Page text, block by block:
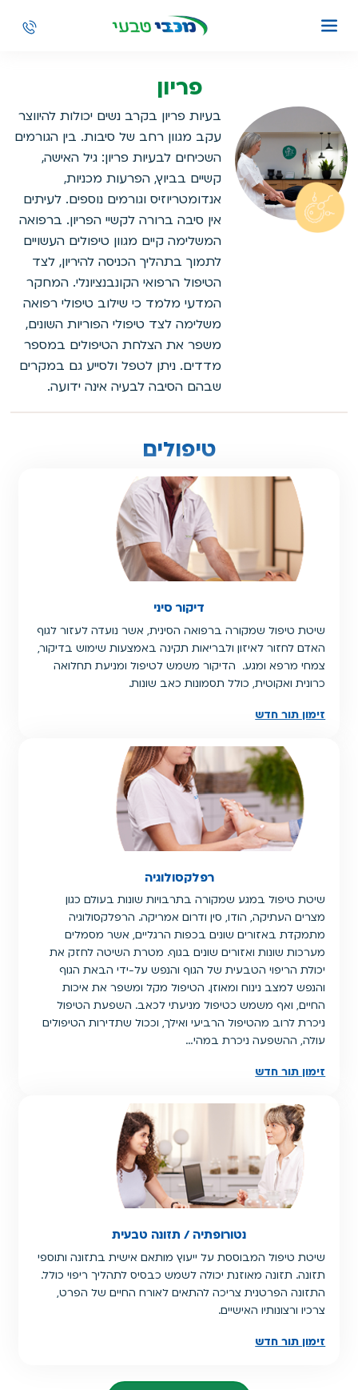
פריון
בעיות פריון בקרב נשים יכולות להיווצר
עקב מגוון רחב של סיבות. בין הגורמים
השכיחים לבעיות פריון: גיל האישה,
קשיים בביוץ, הפרעות מכניות,
אנדומטריוזיס וגורמים נוספים. לעיתים
אין סיבה ברורה לקשיי הפריון. ברפואה
המשלימה קיים מגוון טיפולים העשויים
לתמוך בתהליך הכניסה להיריון, לצד
הטיפול הרפואי הקונבנציונלי. המחקר
המדעי מלמד כי שילוב טיפולי רפואה
משלימה לצד טיפולי הפוריות השונים,
משפר את הצלחת הטיפולים במספר
מדדים. ניתן לטפל ולסייע גם במקרים
שבהם הסיבה לבעיה אינה ידועה.
טיפולים
דיקור סיני
שיטת טיפול שמקורה ברפואה הסינית, אשר נועדה לעזור לגוף
האדם לחזור לאיזון ולבריאות תקינה באמצעות שימוש בדיקור,
צמחי מרפא ומגע. הדיקור משמש לטיפול ומניעת תחלואה
כרונית ואקוטית, כולל תסמונות כאב שונות.
זימון תור חדש
רפלקסולוגיה
שיטת טיפול במגע שמקורה בתרבויות שונות בעולם כגון
מצרים העתיקה, הודו, סין ודרום אמריקה. הרפלקסולוגיה
מתמקדת באזורים שונים בכפות הרגליים, אשר מסמלים
מערכות שונות ואזורים שונים בגוף. מטרת השיטה לחזק את
יכולת הריפוי הטבעית של הגוף והנפש על-ידי הבאת הגוף
והנפש למצב נינוח ומאוזן. הטיפול מקל ומשפר את איכות
החיים, ואף משמש כטיפול מניעתי לכאב. השפעת הטיפול
ניכרת לרוב מהטיפול הרביעי ואילך, וככול שתדירות הטיפולים
עולה, ההשפעה ניכרת במהי…
זימון תור חדש
נטורופתיה / תזונה טבעית
שיטת טיפול המבוססת על ייעוץ מותאם אישית בתזונה ותוספי
תזונה. תזונה מאוזנת יכולה לשמש כבסיס לתהליך ריפוי כולל.
התזונה הפרטנית צריכה להתאים לאורח החיים של הפרט,
צרכיו ורצונותיו האישיים.
זימון תור חדש